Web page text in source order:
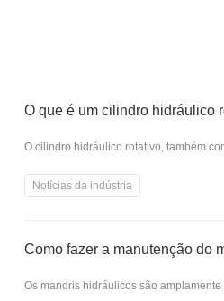
O que é um cilindro hidráulico
O cilindro hidráulico rotativo, também
Notícias da indústria
Como fazer a manutenção do
Os mandris hidráulicos são